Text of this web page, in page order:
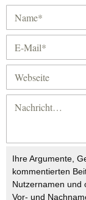
Ihre Argumente,
kommentierten
Nutzernamen und
Vor- und